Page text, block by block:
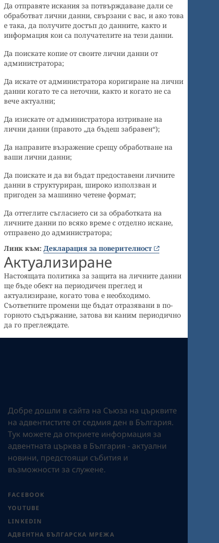
Да отправяте искания за потвърждаване дали се
обработват лични данни, свързани с вас, и ако това
е така, да получите достъп до данните, както и
информация кои са получателите на тези данни.
Да поискате копие от своите лични данни от
администратора;
Да искате от администратора коригиране на лични
данни когато те са неточни, както и когато не са
вече актуални;
Да изискате от администратора изтриване на
лични данни (правото „да бъдеш забравен“);
Да направите възражение срещу обработване на
ваши лични данни;
Да поискате и да ви бъдат предоставени личните
данни в структуриран, широко използван и
пригоден за машинно четене формат;
Да оттеглите съгласието си за обработката на
личните данни по всяко време с отделно искане,
отправено до администратора;
Линк към: Декларация за поверителност
Актуализиране
Настоящата политика за защита на личните данни
ще бъде обект на периодичен преглед и
актуализиране, когато това е необходимо.
Съответните промени ще бъдат отразявани в по-
горното съдържание, затова ви каним периодично
да го преглеждате.
Добре дошли в сайта на Съюза на църквите
на адвентистите от седмия ден в България.
Tук можете да откриете информация за
адвентната църква в България - актуални
новини, предстоящи събития и
възможности за служене.
FACEBOOK
YOUTUBE
LINKEDIN
АДВЕНТНА БЪЛГАРСКА МРЕЖА